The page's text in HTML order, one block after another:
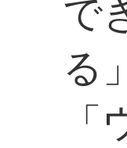
で
る」